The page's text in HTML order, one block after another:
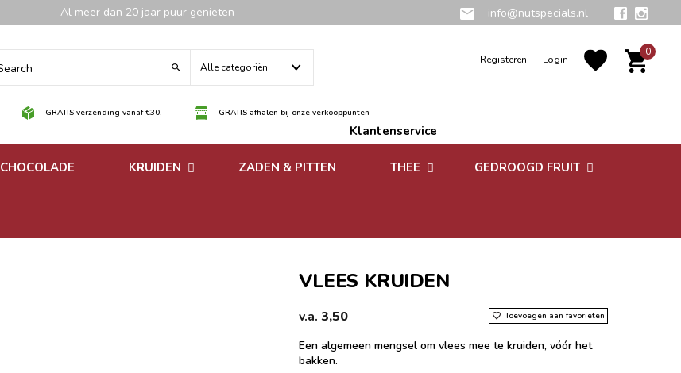
Al meer dan 20 jaar puur genieten info@nutspecials.nl
Alle categoriën
0
Registeren Login
GRATIS verzending vanaf €30,- GRATIS afhalen bij onze verkooppunten
Klantenservice
CHOCOLADE KRUIDEN
Kruidenmixen zonder
ZADEN & PITTEN THEE
Kruidenthee
Rooibos thee
Witte thee
GEDROOGD FRUIT
Superfoods
VLEES KRUIDEN
v.a. 3,50 Toevoegen aan favorieten
Een algemeen mengsel om vlees mee te kruiden, vóór het
bakken.